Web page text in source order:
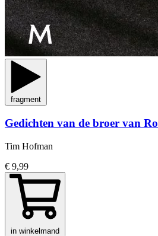
fragment
Gedichten van de broer van
Tim Hofman
€ 9,99
in winkelmand